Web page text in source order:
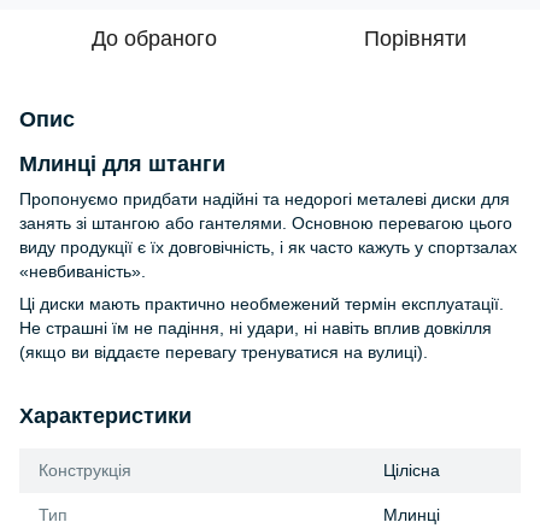
До обраного Порівняти
Опис
Млинці для штанги
Пропонуємо придбати надійні та недорогі металеві диски для
занять зі штангою або гантелями. Основною перевагою цього
виду продукції є їх довговічність, і як часто кажуть у спортзалах
«невбиваність».
Ці диски мають практично необмежений термін експлуатації.
Не страшні їм не падіння, ні удари, ні навіть вплив довкілля
(якщо ви віддаєте перевагу тренуватися на вулиці).
Характеристики
Конструкція Цілісна
Тип Млинці